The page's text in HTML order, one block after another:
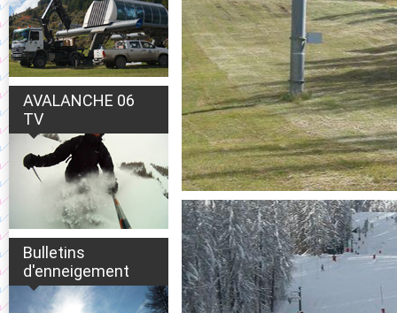
AVALANCHE 06
TV
Bulletins
d'enneigement